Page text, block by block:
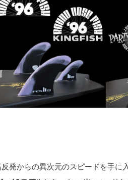
発からの異次元のスピードを手に